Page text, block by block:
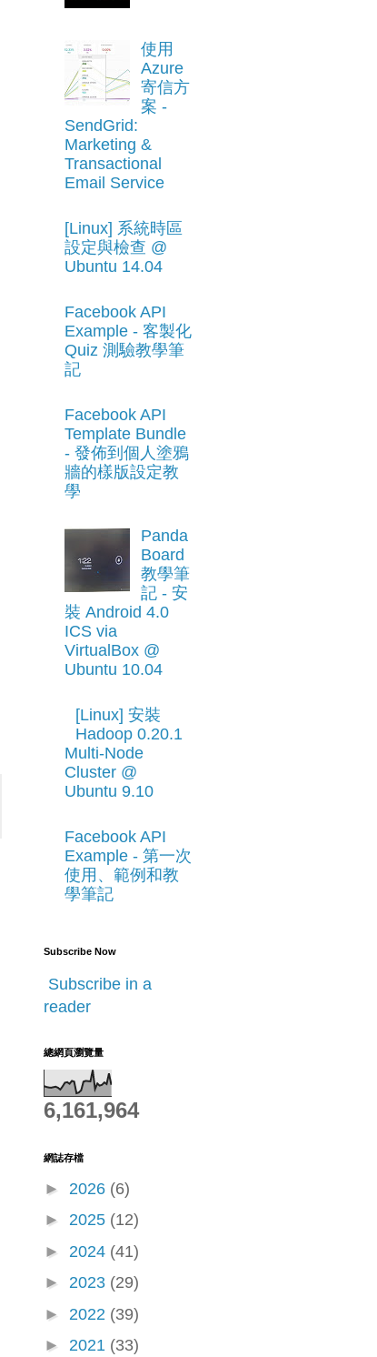
使用
Azure
寄信方
案 -
SendGrid:
Marketing &
Transactional
Email Service
[Linux] 系統時區
設定與檢查 @
Ubuntu 14.04
Facebook API
Example - 客製化
Quiz 測驗教學筆
記
Facebook API
Template Bundle
- 發佈到個人塗鴉
牆的樣版設定教
學
Panda
Board
教學筆
記 - 安
裝 Android 4.0
ICS via
VirtualBox @
Ubuntu 10.04
[Linux] 安裝
Hadoop 0.20.1
Multi-Node
Cluster @
Ubuntu 9.10
Facebook API
Example - 第一次
使用、範例和教
學筆記
Subscribe Now
Subscribe in a
reader
總網頁瀏覽量
6,161,964
網誌存檔
► 2026 (6)
► 2025 (12)
► 2024 (41)
► 2023 (29)
► 2022 (39)
► 2021 (33)